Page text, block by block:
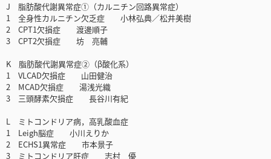
J 脂肪酸代謝異常症①（カルニチン回路異常症）
1 全身性カルニチン欠乏症 小林弘典／松井美樹
2 CPT1欠損症 渡邊順子
3 CPT2欠損症 坊 亮輔
K 脂肪酸代謝異常症②（β酸化系）
1 VLCAD欠損症 山田健治
2 MCAD欠損症 湯浅光織
3 三頭酵素欠損症 長谷川有紀
L ミトコンドリア病，高乳酸血症
1 Leigh脳症 小川えりか
2 ECHS1異常症 市本景子
3 ミトコンドリア肝症 志村 優